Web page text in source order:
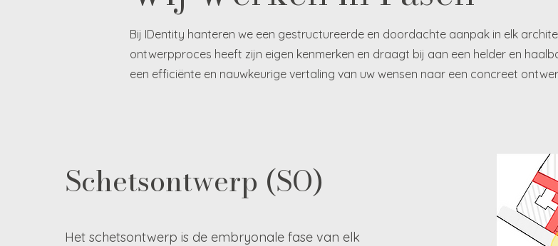
Bij IDentity hanteren we een gestructureerde en doordachte aanpak in elk
ontwerpproces heeft zijn eigen kenmerken en draagt bij aan een helder en
een efficiënte en nauwkeurige vertaling van uw wensen naar een concreet
Schetsontwerp (SO)
Het schetsontwerp is de embryonale fase van elk